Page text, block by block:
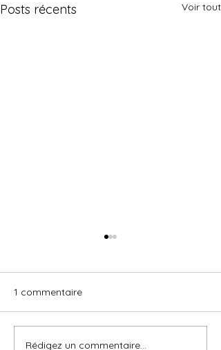
Posts récents Voir tout
1 commentaire
Rédigez un commentaire...